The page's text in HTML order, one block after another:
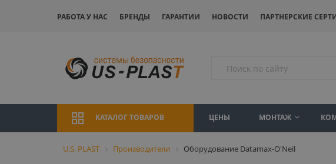
РАБОТА У НАС БРЕНДЫ ГАРАНТИИ НОВОСТИ ПАРТНЕРСКИЕ
КАТАЛОГ ТОВАРОВ ЦЕНЫ МОНТАЖ
U.S. PLAST Производители Оборудование Datamax-O'Neil